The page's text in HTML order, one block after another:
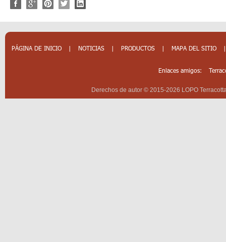
PÁGINA DE INICIO | NOTICIAS | PRODUCTOS | MAPA DEL SITIO |
Enlaces amigos:
Derechos de autor © 2015-2026 LOPO